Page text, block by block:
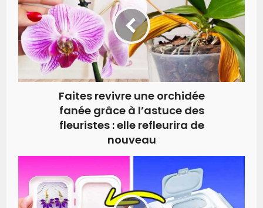
Faites revivre une orchidée
fanée grâce à l’astuce des
fleuristes : elle refleurira de
nouveau